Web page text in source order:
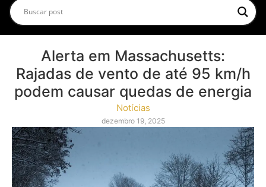
Alerta em Massachusetts:
Rajadas de vento de até 95 km/h
podem causar quedas de energia
Notícias
dezembro 19, 2025